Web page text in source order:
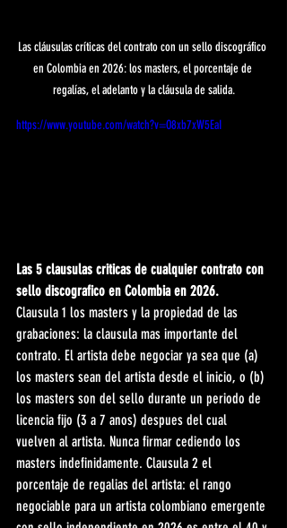
Las cláusulas críticas del contrato con un sello discográfico
en Colombia en 2026: los masters, el porcentaje de
regalías, el adelanto y la cláusula de salida.
https://www.youtube.com/watch?v=O8xb7xW5EaI
Las 5 clausulas criticas de cualquier contrato con
sello discografico en Colombia en 2026.
Clausula 1 los masters y la propiedad de las
grabaciones: la clausula mas importante del
contrato. El artista debe negociar ya sea que (a)
los masters sean del artista desde el inicio, o (b)
los masters son del sello durante un periodo de
licencia fijo (3 a 7 anos) despues del cual
vuelven al artista. Nunca firmar cediendo los
masters indefinidamente. Clausula 2 el
porcentaje de regalias del artista: el rango
negociable para un artista colombiano emergente